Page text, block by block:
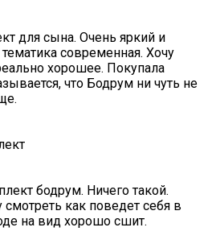
для сына. Очень яркий и
современная. Хочу
хорошее. Покупала
что Бодрум ни чуть не
бодрум. Ничего такой.
как поведет себя в
на вид хорошо сшит.